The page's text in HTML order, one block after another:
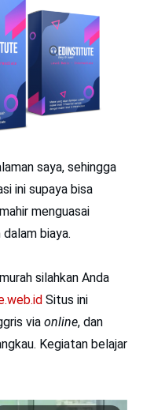
saya, sehingga
ini supaya bisa
menguasai
biaya.
silahkan Anda
Situs ini
via online, dan
Kegiatan belajar